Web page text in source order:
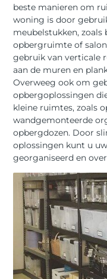
beste manieren om
woning is door
meubelstukken,
opbergruimte of
gebruik van verticale
aan de muren en
Overweeg ook om
opbergoplossingen
kleine ruimtes, zoals
wandgemonteerde
opbergdozen. Door
oplossingen kunt u
georganiseerd en